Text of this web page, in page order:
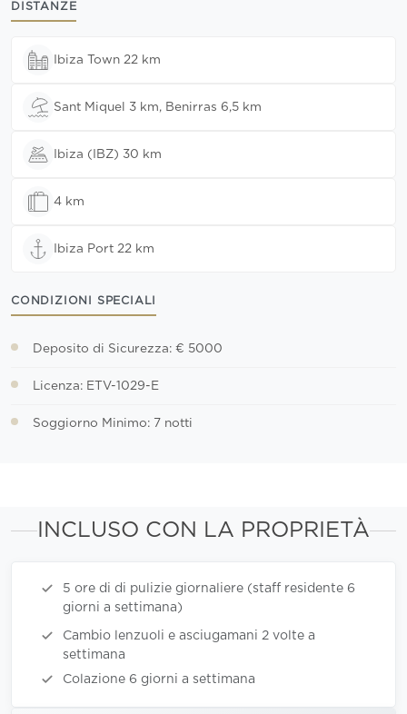
DISTANZE
Ibiza Town 22 km
Sant Miquel 3 km, Benirras 6,5 km
Ibiza (IBZ) 30 km
4 km
Ibiza Port 22 km
CONDIZIONI SPECIALI
Deposito di Sicurezza: € 5000
Licenza: ETV-1029-E
Soggiorno Minimo: 7 notti
INCLUSO CON LA PROPRIETÀ
5 ore di di pulizie giornaliere (staff residente 6
giorni a settimana)
Cambio lenzuoli e asciugamani 2 volte a
settimana
Colazione 6 giorni a settimana